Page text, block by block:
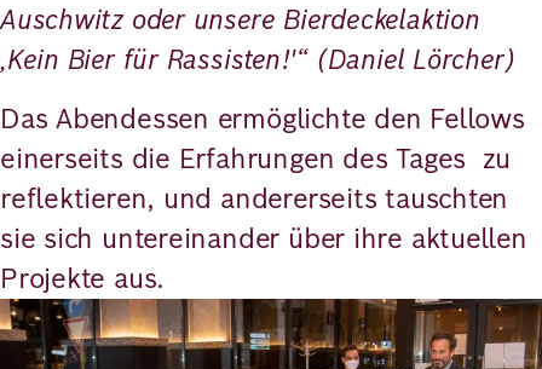
Auschwitz oder unsere Bierdeckelaktion
‚Kein Bier für Rassisten!'“ (Daniel Lörcher)
Das Abendessen ermöglichte den Fellows
einerseits die Erfahrungen des Tages zu
reflektieren, und andererseits tauschten
sie sich untereinander über ihre aktuellen
Projekte aus.
Bild